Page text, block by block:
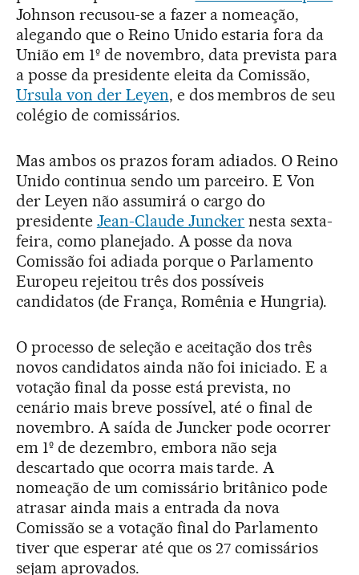
Johnson recusou-se a fazer a nomeação,
alegando que o Reino Unido estaria fora da
União em 1º de novembro, data prevista para
a posse da presidente eleita da Comissão,
Ursula von der Leyen, e dos membros de seu
colégio de comissários.
Mas ambos os prazos foram adiados. O Reino
Unido continua sendo um parceiro. E Von
der Leyen não assumirá o cargo do
presidente Jean-Claude Juncker nesta sexta-
feira, como planejado. A posse da nova
Comissão foi adiada porque o Parlamento
Europeu rejeitou três dos possíveis
candidatos (de França, Romênia e Hungria).
O processo de seleção e aceitação dos três
novos candidatos ainda não foi iniciado. E a
votação final da posse está prevista, no
cenário mais breve possível, até o final de
novembro. A saída de Juncker pode ocorrer
em 1º de dezembro, embora não seja
descartado que ocorra mais tarde. A
nomeação de um comissário britânico pode
atrasar ainda mais a entrada da nova
Comissão se a votação final do Parlamento
tiver que esperar até que os 27 comissários
sejam aprovados.